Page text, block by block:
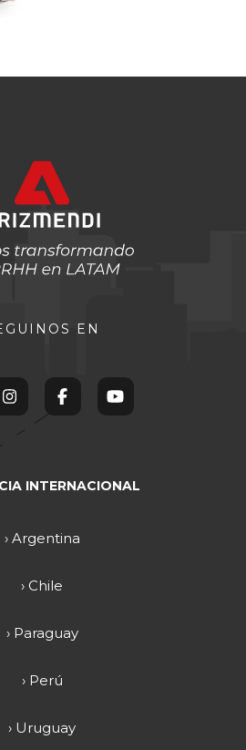
EN
INTERNACIONAL
› Argentina
› Chile
› Paraguay
› Perú
› Uruguay